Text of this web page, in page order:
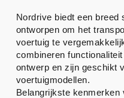
Nordrive biedt een breed
ontworpen om het
voertuig te
combineren
ontwerp en zijn geschikt
voertuigmodellen.
Belangrijkste kenmerken